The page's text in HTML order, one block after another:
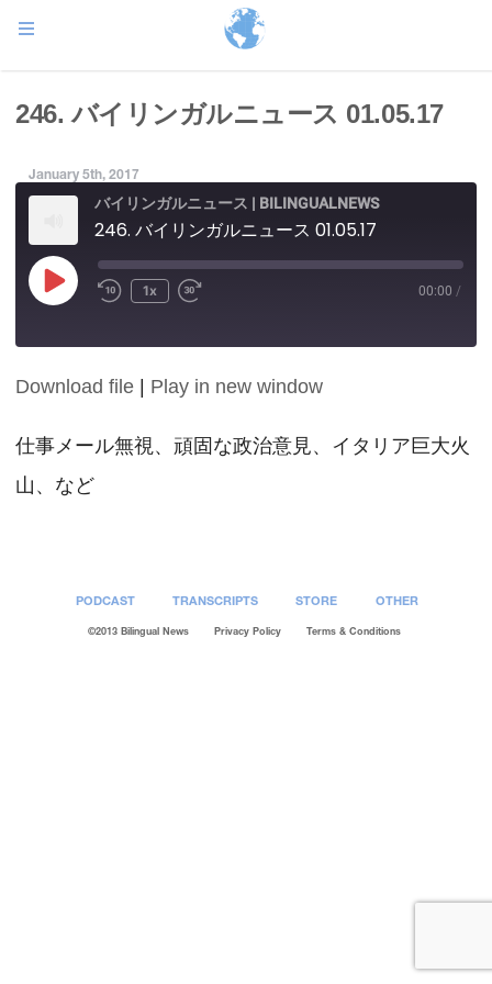
246. バイリンガルニュース 01.05.17
January 5th, 2017
バイリンガルニュース | BILINGUALNEWS
246. バイリンガルニュース 01.05.17
Play
Episode
1x 00:00 /
SHARE
LINK
EMBED
Download file Play in new window
仕事メール無視、頑固な政治意見、イタリア巨大火
山、など
PODCAST TRANSCRIPTS STORE OTHER
©2013 Bilingual News Privacy Policy Terms & Conditions